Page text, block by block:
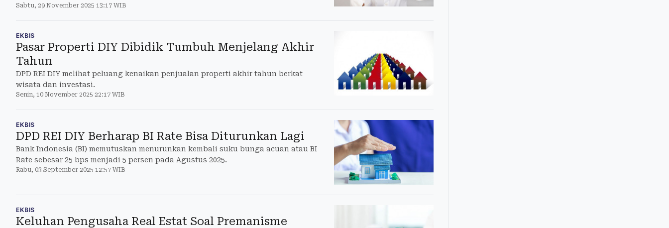
Sabtu, 29 November 2025 13:17 WIB
EKBIS
Pasar Properti DIY Dibidik Tumbuh Menjelang Akhir
Tahun
DPD REI DIY melihat peluang kenaikan penjualan properti akhir tahun berkat
wisata dan investasi.
Senin, 10 November 2025 22:17 WIB
EKBIS
DPD REI DIY Berharap BI Rate Bisa Diturunkan Lagi
Bank Indonesia (BI) memutuskan menurunkan kembali suku bunga acuan atau BI
Rate sebesar 25 bps menjadi 5 persen pada Agustus 2025.
Rabu, 03 September 2025 12:57 WIB
EKBIS
Keluhan Pengusaha Real Estat Soal Premanisme